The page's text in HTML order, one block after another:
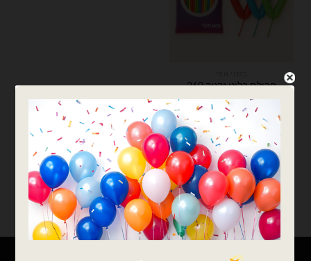
חבילת בלוני נקניק 260
מיקס צבעים – 100 יח'
25.00
כמות של חבילת בלוני נקניק 260 מיקס צבעים - 100 יח'
הוספה לסל